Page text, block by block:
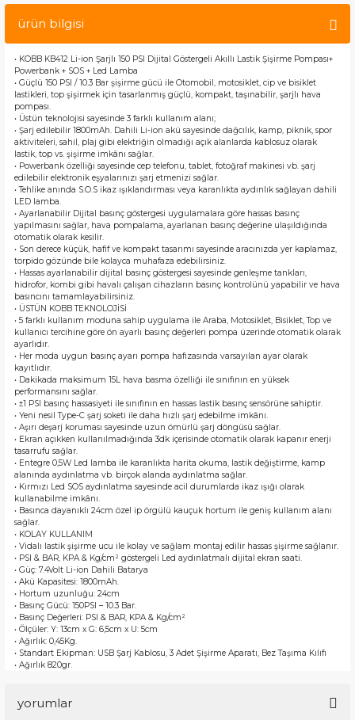
ürün bilgisi
• KOBB KB412 Li-ion Şarjlı 150 PSI Dijital Göstergeli Akıllı Lastik Şişirme Pompası+
Powerbank + SOS + Led Lamba
• Güçlü 150 PSI / 10.3 Bar şişirme gücü ile Otomobil, motosiklet, cip ve bisiklet
lastikleri, top şişirmek için tasarlanmış güçlü, kompakt, taşınabilir, şarjlı hava
pompası.
• Üstün teknolojisi sayesinde 3 farklı kullanım alanı;
• Şarj edilebilir 1800mAh. Dahili Li-ion akü sayesinde dağcılık, kamp, piknik, spor
aktiviteleri, sahil, plaj gibi elektriğin olmadığı açık alanlarda kablosuz olarak
lastik, top vs. şişirme imkânı sağlar.
• Powerbank özelliği sayesinde cep telefonu, tablet, fotoğraf makinesi vb. şarj
edilebilir elektronik eşyalarınızı şarj etmenizi sağlar.
• Tehlike anında S.O.S ikaz ışıklandırması veya karanlıkta aydınlık sağlayan dahili
LED lamba.
• Ayarlanabilir Dijital basınç göstergesi uygulamalara göre hassas basınç
yapılmasını sağlar, hava pompalama, ayarlanan basınç değerine ulaşıldığında
otomatik olarak kesilir.
• Son derece küçük, hafif ve kompakt tasarımı sayesinde aracınızda yer kaplamaz,
torpido gözünde bile kolayca muhafaza edebilirsiniz.
• Hassas ayarlanabilir dijital basınç göstergesi sayesinde genleşme tankları,
hidrofor, kombi gibi havalı çalışan cihazların basınç kontrolünü yapabilir ve hava
basıncını tamamlayabilirsiniz.
• ÜSTÜN KOBB TEKNOLOJİSİ
• 5 farklı kullanım moduna sahip uygulama ile Araba, Motosiklet, Bisiklet, Top ve
kullanıcı tercihine göre ön ayarlı basınç değerleri pompa üzerinde otomatik olarak
ayarlıdır.
• Her moda uygun basınç ayarı pompa hafızasında varsayılan ayar olarak
kayıtlıdır.
• Dakikada maksimum 15L hava basma özelliği ile sınıfının en yüksek
performansını sağlar.
• ±1 PSI basınç hassasiyeti ile sınıfının en hassas lastik basınç sensörüne sahiptir.
• Yeni nesil Type-C şarj soketi ile daha hızlı şarj edebilme imkânı.
• Aşırı deşarj koruması sayesinde uzun ömürlü şarj döngüsü sağlar.
• Ekran açıkken kullanılmadığında 3dk içerisinde otomatik olarak kapanır enerji
tasarrufu sağlar.
• Entegre 0,5W Led lamba ile karanlıkta harita okuma, lastik değiştirme, kamp
alanında aydınlatma vb. birçok alanda aydınlatma sağlar.
• Kırmızı Led SOS aydınlatma sayesinde acil durumlarda ikaz ışığı olarak
kullanabilme imkânı.
• Basınca dayanıklı 24cm özel ip örgülü kauçuk hortum ile geniş kullanım alanı
sağlar.
• KOLAY KULLANIM
• Vidalı lastik şişirme ucu ile kolay ve sağlam montaj edilir hassas şişirme sağlanır.
• PSI & BAR, KPA & Kg/cm² göstergeli Led aydınlatmalı dijital ekran saati.
• Güç: 7.4Volt Li-ion Dahili Batarya
• Akü Kapasitesi: 1800mAh.
• Hortum uzunluğu: 24cm
• Basınç Gücü: 150PSI – 10.3 Bar.
• Basınç Değerleri: PSI & BAR, KPA & Kg/cm²
• Ölçüler: Y: 13cm x G: 6,5cm x U: 5cm
• Ağırlık: 0,45Kg.
• Standart Ekipman: USB Şarj Kablosu, 3 Adet Şişirme Aparatı, Bez Taşıma Kılıfı
• Ağırlık 820gr.
yorumlar